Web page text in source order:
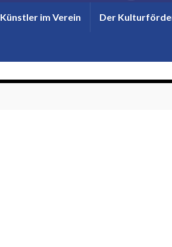
Künstler im Verein Der